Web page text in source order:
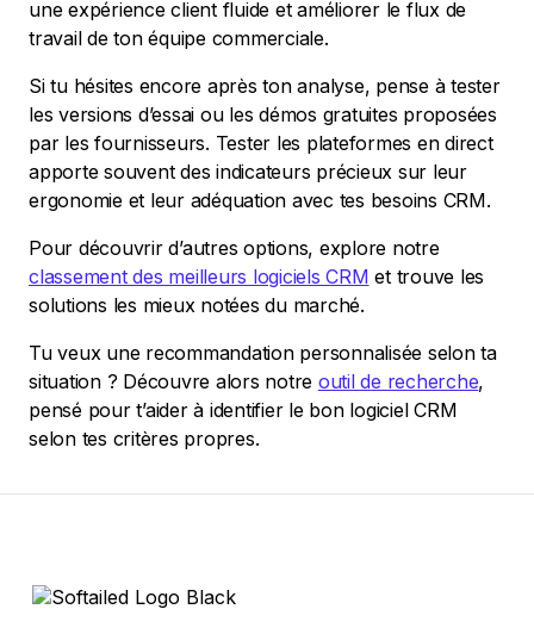
une expérience client fluide et améliorer le flux de
travail de ton équipe commerciale.
Si tu hésites encore après ton analyse, pense à tester
les versions d’essai ou les démos gratuites proposées
par les fournisseurs. Tester les plateformes en direct
apporte souvent des indicateurs précieux sur leur
ergonomie et leur adéquation avec tes besoins CRM.
Pour découvrir d’autres options, explore notre
classement des meilleurs logiciels CRM et trouve les
solutions les mieux notées du marché.
Tu veux une recommandation personnalisée selon ta
situation ? Découvre alors notre outil de recherche,
pensé pour t’aider à identifier le bon logiciel CRM
selon tes critères propres.